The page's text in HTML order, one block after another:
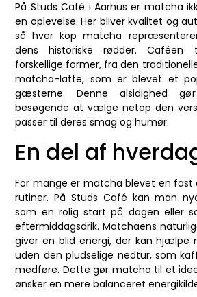
På Studs Café i Aarhus er matcha
en oplevelse. Her bliver kvalitet og
så hver kop matcha
dens historiske rødder. Caféen
forskellige former, fra den
matcha-latte, som er blevet et
gæsterne. Denne alsidighed
besøgende at vælge netop den
passer til deres smag og humør.
En del af
For mange er matcha blevet en fast
rutiner. På Studs Café kan man
som en rolig start på dagen eller
eftermiddagsdrik. Matchaens
giver en blid energi, der kan hjælpe
uden den pludselige nedtur, som
medføre. Dette gør matcha til et
ønsker en mere balanceret